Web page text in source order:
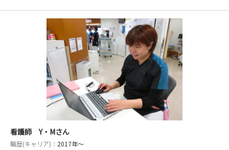
看護師 Y・Mさん
職歴(キャリア)： 2017年〜